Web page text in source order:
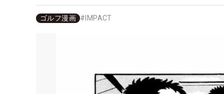
ゴルフ漫画 # IMPACT